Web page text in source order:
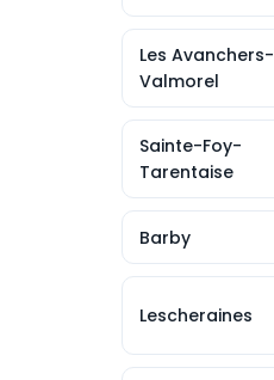
Les Avanchers-
Valmorel
Sainte-Foy-
Tarentaise
Barby
Lescheraines